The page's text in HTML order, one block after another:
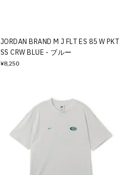
JORDAN BRAND M J FLT ES 85 W PKT
SS CRW BLUE - ブルー
¥8,250